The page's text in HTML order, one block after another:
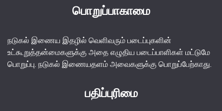
பொறுப்பாகாமை
நடுகல் இணைய இதழில் வெளிவரும் படைப்புகளின்
உட்கூறுத்தன்மைகளுக்கு அதை எழுதிய படைப்பாளிகள் மட்டுமே
பொறுப்பு. நடுகல் இணையதளம் அவைகளுக்கு பொறுப்பேற்காது.
பதிப்புரிமை